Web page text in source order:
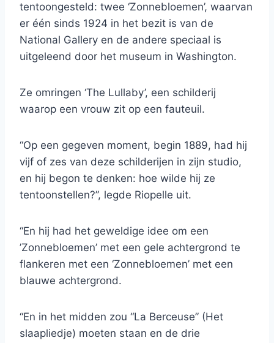
tentoongesteld: twee ‘Zonnebloemen’, waarvan
er één sinds 1924 in het bezit is van de
National Gallery en de andere speciaal is
uitgeleend door het museum in Washington.
Ze omringen ‘The Lullaby’, een schilderij
waarop een vrouw zit op een fauteuil.
“Op een gegeven moment, begin 1889, had hij
vijf of zes van deze schilderijen in zijn studio,
en hij begon te denken: hoe wilde hij ze
tentoonstellen?”, legde Riopelle uit.
“En hij had het geweldige idee om een ​​
’Zonnebloemen’ met een gele achtergrond te
flankeren met een ‘Zonnebloemen’ met een
blauwe achtergrond.
“En in het midden zou “La Berceuse” (Het
slaapliedje) moeten staan ​​en de drie